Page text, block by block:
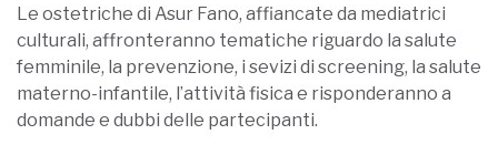
Le ostetriche di Asur Fano, affiancate da mediatrici
culturali, affronteranno tematiche riguardo la salute
femminile, la prevenzione, i sevizi di screening, la salute
materno-infantile, l’attività fisica e risponderanno a
domande e dubbi delle partecipanti.